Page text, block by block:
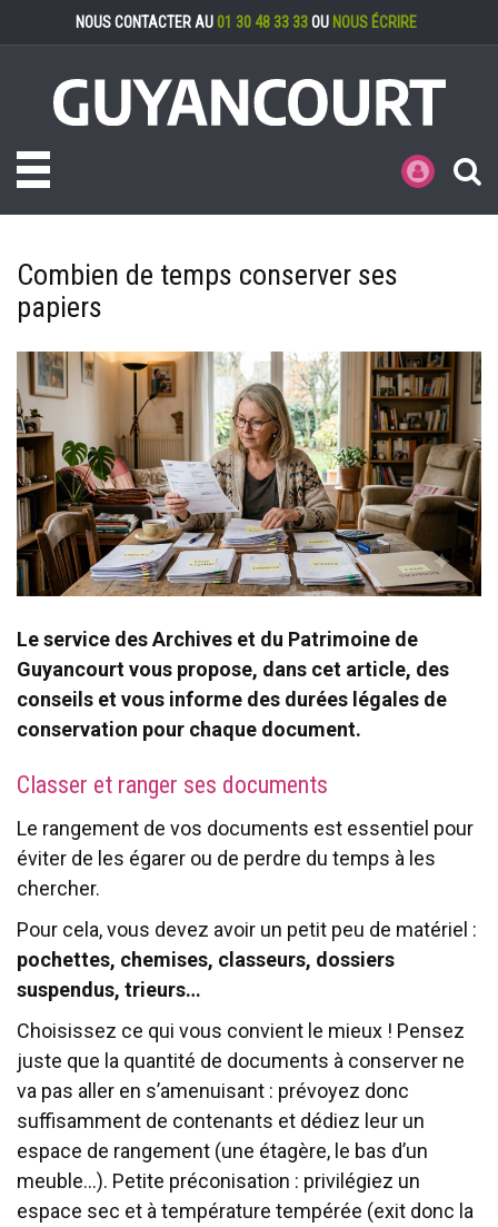
NOUS CONTACTER AU 01 30 48 33 33OU NOUS ÉCRIRE
Toggle navigation MES
Combien de temps conserver ses
papiers
Le service des Archives et du Patrimoine de
Guyancourt vous propose, dans cet article, des
conseils et vous informe des durées légales de
conservation pour chaque document.
Classer et ranger ses documents
Le rangement de vos documents est essentiel pour
éviter de les égarer ou de perdre du temps à les
chercher.
Pour cela, vous devez avoir un petit peu de matériel :
pochettes, chemises, classeurs, dossiers
suspendus, trieurs…
Choisissez ce qui vous convient le mieux ! Pensez
juste que la quantité de documents à conserver ne
va pas aller en s’amenuisant : prévoyez donc
suffisamment de contenants et dédiez leur un
espace de rangement (une étagère, le bas d’un
meuble…). Petite préconisation : privilégiez un
espace sec et à température tempérée (exit donc la